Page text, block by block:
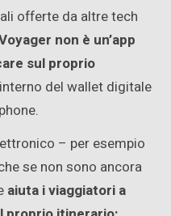
offerte da altre tech
non è un’app
sul proprio
del wallet digitale
– per esempio
se non sono ancora
aiuta i viaggiatori a